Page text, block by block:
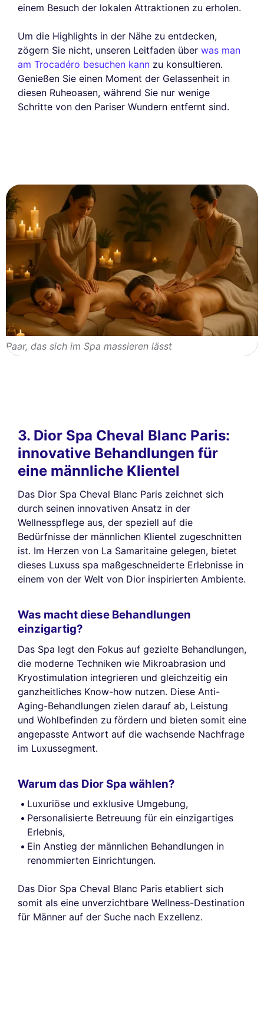
einem Besuch der lokalen Attraktionen zu erholen.
Um die Highlights in der Nähe zu entdecken,
zögern Sie nicht, unseren Leitfaden über was man
am Trocadéro besuchen kann zu konsultieren.
Genießen Sie einen Moment der Gelassenheit in
diesen Ruheoasen, während Sie nur wenige
Schritte von den Pariser Wundern entfernt sind.
Paar, das sich im Spa massieren lässt
3. Dior Spa Cheval Blanc Paris:
innovative Behandlungen für
eine männliche Klientel
Das Dior Spa Cheval Blanc Paris zeichnet sich
durch seinen innovativen Ansatz in der
Wellnesspflege aus, der speziell auf die
Bedürfnisse der männlichen Klientel zugeschnitten
ist. Im Herzen von La Samaritaine gelegen, bietet
dieses Luxuss spa maßgeschneiderte Erlebnisse in
einem von der Welt von Dior inspirierten Ambiente.
Was macht diese Behandlungen
einzigartig?
Das Spa legt den Fokus auf gezielte Behandlungen,
die moderne Techniken wie Mikroabrasion und
Kryostimulation integrieren und gleichzeitig ein
ganzheitliches Know-how nutzen. Diese Anti-
Aging-Behandlungen zielen darauf ab, Leistung
und Wohlbefinden zu fördern und bieten somit eine
angepasste Antwort auf die wachsende Nachfrage
im Luxussegment.
Warum das Dior Spa wählen?
Luxuriöse und exklusive Umgebung,
Personalisierte Betreuung für ein einzigartiges
Erlebnis,
Ein Anstieg der männlichen Behandlungen in
renommierten Einrichtungen.
Das Dior Spa Cheval Blanc Paris etabliert sich
somit als eine unverzichtbare Wellness-Destination
für Männer auf der Suche nach Exzellenz.